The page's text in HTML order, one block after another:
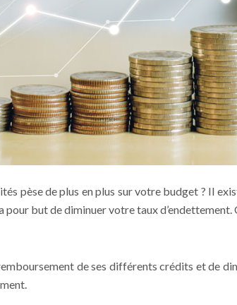
pèse de plus en plus sur votre budget ? Il
pour but de diminuer votre taux d’endettement.
de ses différents crédits et de